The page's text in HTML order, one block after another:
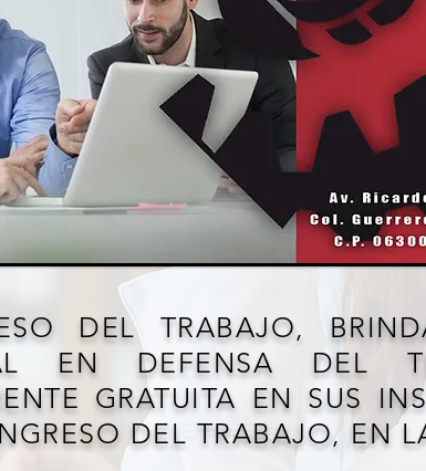
DEL TRABAJO,
EN DEFENSA DEL
GRATUITA EN SUS
DEL TRABAJO, EN